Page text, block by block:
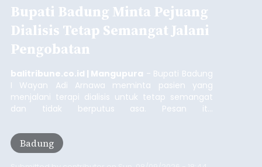
Bupati Badung Minta Pejuang
Dialisis Tetap Semangat Jalani
Pengobatan
balitribune.co.id | Mangupura - Bupati Badung
I Wayan Adi Arnawa meminta pasien yang
menjalani terapi dialisis untuk tetap semangat
dan tidak berputus asa. Pesan itu
Pejuang Dialisis yang digelar RSD Mangusada di
Ruang Kertha Gosana, Puspem Badung, Minggu
(9/8/2026).
Badung